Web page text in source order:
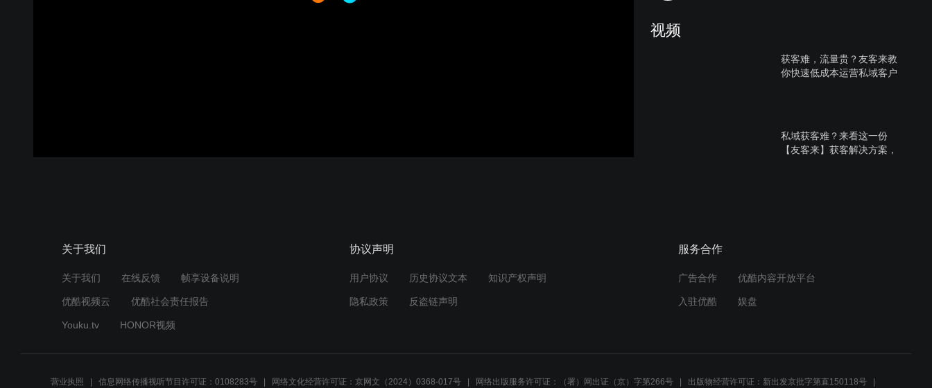
视频
获客难，流量贵？友客来教
你快速低成本运营私域客户
私域获客难？来看这一份
【友客来】获客解决方案，
企业如何快速开展线上业
关于我们
关于我们 在线反馈 帧享设备说明
优酷视频云 优酷社会责任报告
Youku.tv HONOR视频
协议声明
用户协议 历史协议文本 知识产权声明
隐私政策 反盗链声明
服务合作
广告合作 优酷内容开放平台
入驻优酷 娱盘
营业执照 信息网络传播视听节目许可证：0108283号 网络文化经营许可证：京网文（2024）0368-017号 网络出版服务许可证：（署）网出证（京）字第266号 出版物经营许可证：新出发京批字第直150118号